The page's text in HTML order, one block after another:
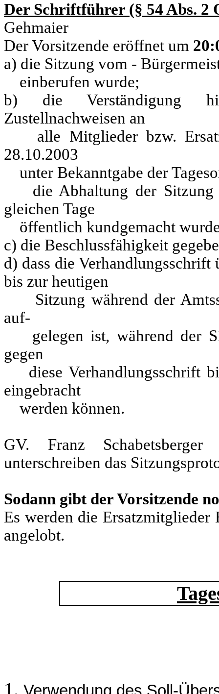
Der Schriftführer (§ 54 Abs. 2
Gehmaier
Der Vorsitzende eröffnet um
a) die Sitzung vom -
einberufen wurde;
b) die Verständigung
Zustellnachweisen an
alle Mitglieder bzw.
28.10.2003
unter Bekanntgabe der
die Abhaltung der Sitzung
gleichen Tage
öffentlich kundgemacht
c) die Beschlussfähigkeit
d) dass die
bis zur heutigen
Sitzung während der
auf-
gelegen ist, während der
gegen
diese Verhandlungsschrift
eingebracht
werden können.
GV. Franz
unterschreiben das
Sodann gibt der Vorsitzende
Es werden die
angelobt.